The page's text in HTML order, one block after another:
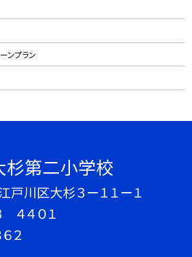
ンプラン
第二小学校
戸川区大杉３ー１１ー１
４４０１
２